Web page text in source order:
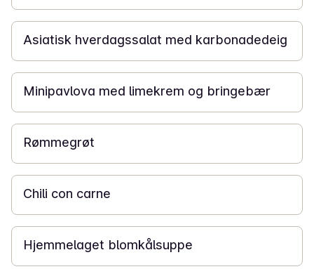
20 min
Asiatisk hverdagssalat med karbonadedeig
1 t 15 min
Minipavlova med limekrem og bringebær
20 min
Rømmegrøt
30 min
Chili con carne
30 min
Hjemmelaget blomkålsuppe